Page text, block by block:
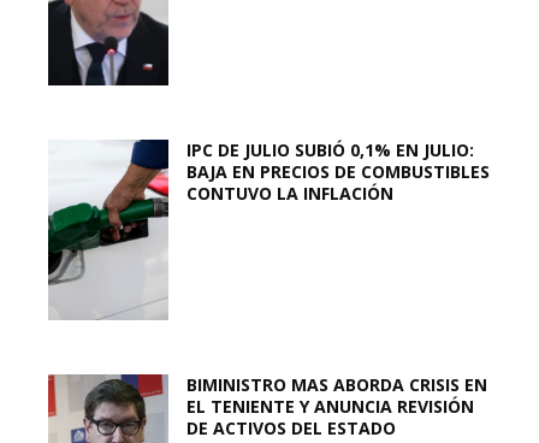
IPC DE JULIO SUBIÓ 0,1% EN JULIO:
BAJA EN PRECIOS DE COMBUSTIBLES
CONTUVO LA INFLACIÓN
BIMINISTRO MAS ABORDA CRISIS EN
EL TENIENTE Y ANUNCIA REVISIÓN
DE ACTIVOS DEL ESTADO